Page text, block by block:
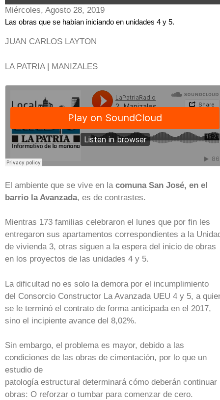
Miércoles, Agosto 28, 2019
Las obras que se habían iniciando en unidades 4 y 5.
JUAN CARLOS LAYTON
LA PATRIA | MANIZALES
El ambiente que se vive en la comuna San José, en el
barrio la Avanzada, es de contrastes.
Mientras 173 familias celebraron el lunes que por fin les
entregaron sus apartamentos correspondientes a la
de vivienda 3, otras siguen a la espera del inicio de obras
en los proyectos de las unidades 4 y 5.
La dificultad no es solo la demora por el incumplimiento
del Consorcio Constructor La Avanzada UEU 4 y 5, a
se le terminó el contrato de forma anticipada en el 2017,
sino el incipiente avance del 8,02%.
Sin embargo, el problema es mayor, debido a las
condiciones de las obras de cimentación, por lo que un
estudio de
patología estructural determinará cómo deberán continuar
obras: O reforzar o tumbar para comenzar de cero.